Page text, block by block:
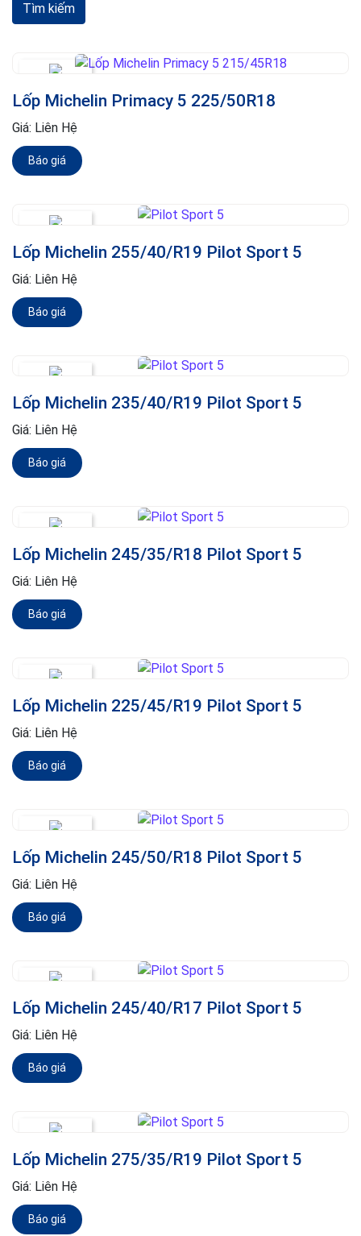
Tìm kiếm
Lốp Michelin Primacy 5 225/50R18
Giá: Liên Hệ
Báo giá
Lốp Michelin 255/40/R19 Pilot Sport 5
Giá: Liên Hệ
Báo giá
Lốp Michelin 235/40/R19 Pilot Sport 5
Giá: Liên Hệ
Báo giá
Lốp Michelin 245/35/R18 Pilot Sport 5
Giá: Liên Hệ
Báo giá
Lốp Michelin 225/45/R19 Pilot Sport 5
Giá: Liên Hệ
Báo giá
Lốp Michelin 245/50/R18 Pilot Sport 5
Giá: Liên Hệ
Báo giá
Lốp Michelin 245/40/R17 Pilot Sport 5
Giá: Liên Hệ
Báo giá
Lốp Michelin 275/35/R19 Pilot Sport 5
Giá: Liên Hệ
Báo giá